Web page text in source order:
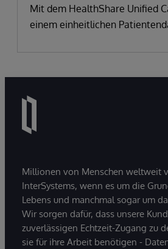
Mit dem HealthShare Unified
einem einheitlichen
Millionen von Menschen weltweit
InterSystems, wenn es um die
Lebens und manchmal sogar um
Wir sorgen dafür, dass unsere
zuverlässigen Echtzeit-Zugang zu
sie für ihre Arbeit benötigen -